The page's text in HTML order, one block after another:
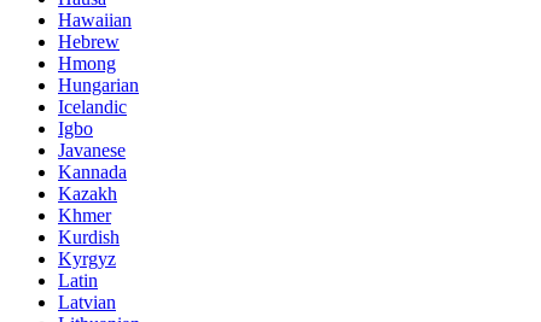
Hawaiian
Hebrew
Hmong
Hungarian
Icelandic
Igbo
Javanese
Kannada
Kazakh
Khmer
Kurdish
Kyrgyz
Latin
Latvian